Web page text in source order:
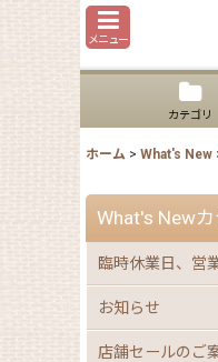
メニュー
カテゴリ
ホーム > What's New
What's Newカ
臨時休業日、営
お知らせ
店舗セールのご